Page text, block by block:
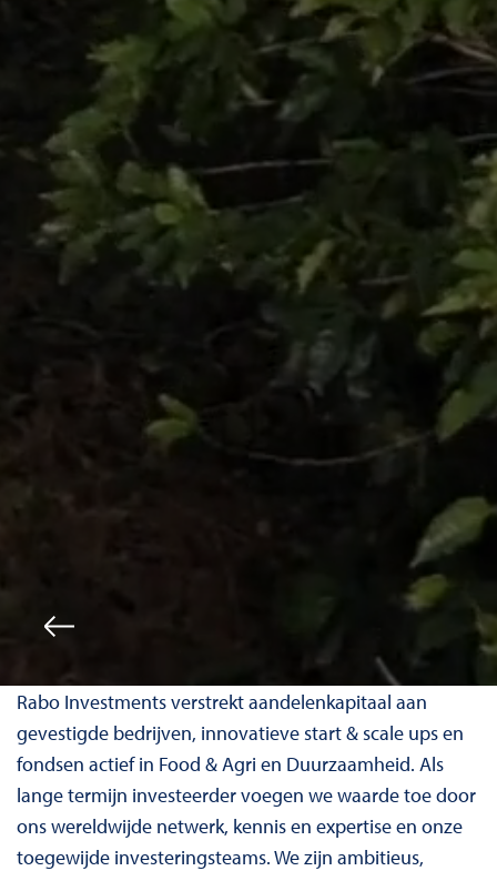
Rabo Investments verstrekt aandelenkapitaal aan
gevestigde bedrijven, innovatieve start & scale ups en
fondsen actief in Food & Agri en Duurzaamheid. Als
lange termijn investeerder voegen we waarde toe door
ons wereldwijde netwerk, kennis en expertise en onze
toegewijde investeringsteams. We zijn ambitieus,